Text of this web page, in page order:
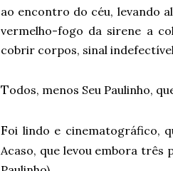
ao encontro do céu, levando
vermelho-fogo da sirene a
cobrir corpos, sinal
Todos, menos Seu Paulinho,
Foi lindo e cinematográfico,
Acaso, que levou embora três